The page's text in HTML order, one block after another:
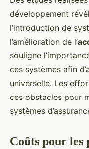
développement
l’introduction de
l’amélioration de l’
souligne
ces systèmes afin
universelle. Les
ces obstacles pour
systèmes
Coûts pour les